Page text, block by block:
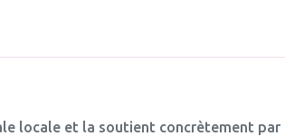
locale et la soutient concrètement par